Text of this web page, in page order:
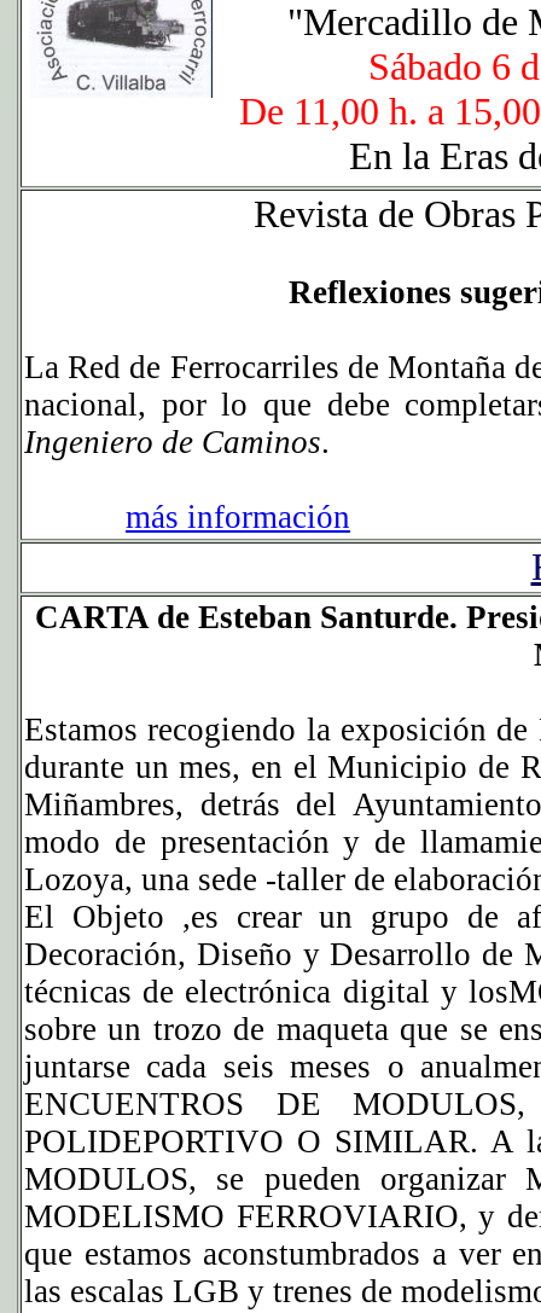
"Mercadillo de
Sábado 6
De 11,00 h. a
En la Eras
Revista de
Reflexiones
La Red de Ferrocarriles de Montaña
nacional, por lo que debe
Ingeniero de Caminos.
más información
CARTA de Esteban Santurde.
Estamos recogiendo la exposición
durante un mes, en el Municipio de
Miñambres, detrás del
modo de presentación y de
Lozoya, una sede -taller de
El Objeto ,es crear un grupo de
Decoración, Diseño y Desarrollo de
técnicas de electrónica digital y
sobre un trozo de maqueta que se
juntarse cada seis meses o
ENCUENTROS DE
POLIDEPORTIVO O SIMILAR. A
MODULOS, se pueden organizar
MODELISMO FERROVIARIO, y
que estamos aconstumbrados a ver
las escalas LGB y trenes de